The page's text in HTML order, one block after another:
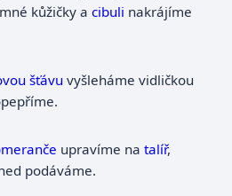
kůžičky acibuli nakrájíme
šťávu vyšleháme vidličkou
upravíme natalíř,
podáváme.